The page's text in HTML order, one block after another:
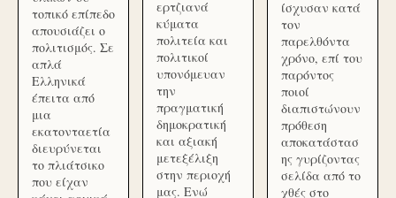
τοπικό επίπεδο
απουσιάζει ο
πολιτισμός. Σε
απλά
Ελληνικά
έπειτα από
μια
εκατονταετία
διευρύνεται
το πλιάτσικο
που είχαν
ερτζιανά
κύματα
πολιτεία και
πολιτικοί
υπονόμευαν
την
πραγματική
δημοκρατική
και αξιακή
μετεξέλιξη
στην περιοχή
μας. Ενώ
ίσχυσαν κατά
τον
παρελθόντα
χρόνο, επί του
παρόντος
ποιοί
διαπιστώνουν
πρόθεση
αποκατάστασ
ης γυρίζοντας
σελίδα από το
χθές στο